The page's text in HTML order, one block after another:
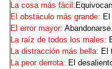
La cosa más fácil:
El obstáculo más grande:
El error mayor: Abandonarse
La raíz de todos los males:
La distracción más bella: El
La peor derrota: El